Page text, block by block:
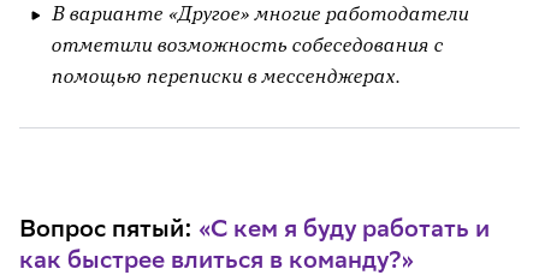
В варианте «Другое» многие работодатели
отметили возможность собеседования с
помощью переписки в мессенджерах.
Вопрос пятый: «С кем я буду работать и
как быстрее влиться в команду?»